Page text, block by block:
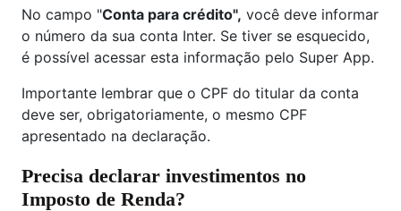
No campo "Conta para crédito", você deve informar
o número da sua conta Inter. Se tiver se esquecido,
é possível acessar esta informação pelo Super App.
Importante lembrar que o CPF do titular da conta
deve ser, obrigatoriamente, o mesmo CPF
apresentado na declaração.
Precisa declarar investimentos no
Imposto de Renda?